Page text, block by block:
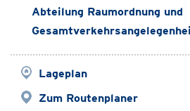
Abteilung Raumordnung und
Lageplan
Zum Routenplaner